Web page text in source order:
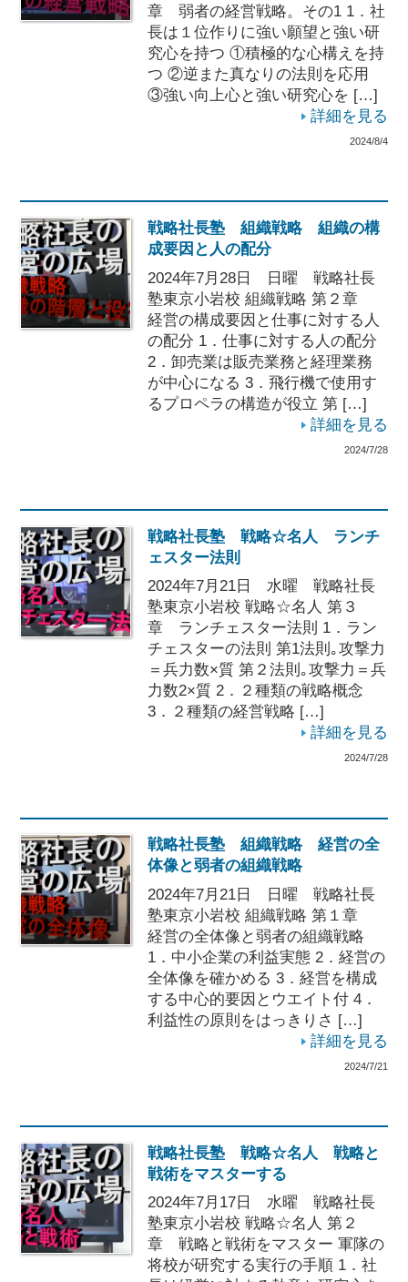
章 弱者の経営戦略。その1 1．社
長は１位作りに強い願望と強い研
究心を持つ ①積極的な心構えを持
つ ②逆また真なりの法則を応用
③強い向上心と強い研究心を […]
詳細を見る
2024/8/4
戦略社長塾 組織戦略 組織の構
成要因と人の配分
2024年7月28日 日曜 戦略社長
塾東京小岩校 組織戦略 第２章
経営の構成要因と仕事に対する人
の配分 1．仕事に対する人の配分
2．卸売業は販売業務と経理業務
が中心になる 3．飛行機で使用す
るプロペラの構造が役立 第 […]
詳細を見る
2024/7/28
戦略社長塾 戦略☆名人 ランチ
ェスター法則
2024年7月21日 水曜 戦略社長
塾東京小岩校 戦略☆名人 第３
章 ランチェスター法則 1．ラン
チェスターの法則 第1法則｡攻撃力
＝兵力数×質 第２法則｡攻撃力＝兵
力数2×質 2．２種類の戦略概念
3．２種類の経営戦略 […]
詳細を見る
2024/7/28
戦略社長塾 組織戦略 経営の全
体像と弱者の組織戦略
2024年7月21日 日曜 戦略社長
塾東京小岩校 組織戦略 第１章
経営の全体像と弱者の組織戦略
1．中小企業の利益実態 2．経営の
全体像を確かめる 3．経営を構成
する中心的要因とウエイト付 4．
利益性の原則をはっきりさ […]
詳細を見る
2024/7/21
戦略社長塾 戦略☆名人 戦略と
戦術をマスターする
2024年7月17日 水曜 戦略社長
塾東京小岩校 戦略☆名人 第２
章 戦略と戦術をマスター 軍隊の
将校が研究する実行の手順 1．社